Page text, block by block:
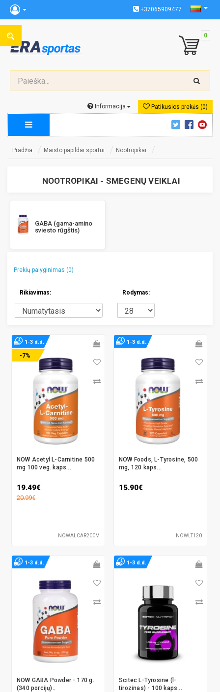
+37065909477
0
Patikusios prekės (0)
Informacija
Pradžia Maisto papildai sportui Nootropikai
NOOTROPIKAI - SMEGENŲ VEIKLAI
GABA (gama-amino
sviesto rūgštis)
Prekių palyginimas (0)
Rikiavimas: Rodymas:
-7%
NOW Acetyl L-Carnitine 500
mg 100 veg. kaps...
19.49€
20.99€
NOWALCAR200M
1-3 d.d.
NOW Foods, L-Tyrosine, 500
mg, 120 kaps...
15.90€
NOWLT120
1-3 d.d.
NOW GABA Powder - 170 g.
(340 porcijų)..
1-3 d.d.
Scitec L-Tyrosine (l-
tirozinas) - 100 kaps...
1-3 d.d.